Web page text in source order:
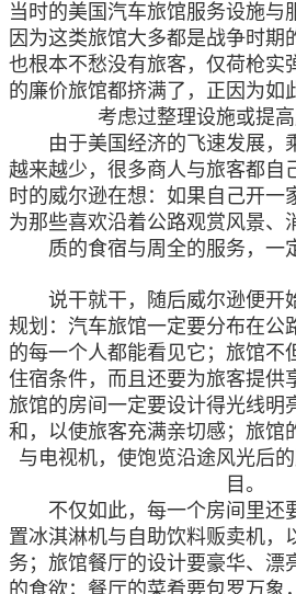
当时的美国汽车旅馆服务设施与
因为这类旅馆大多都是战争时期
也根本不愁没有旅客，仅荷枪实
的廉价旅馆都挤满了，正因为如
考虑过整理设施或提高
由于美国经济的飞速发展，
越来越少，很多商人与旅客都自
时的威尔逊在想：如果自己开一
为那些喜欢沿着公路观赏风景、
质的食宿与周全的服务，一
说干就干，随后威尔逊便开
规划：汽车旅馆一定要分布在公
的每一个人都能看见它；旅馆不
住宿条件，而且还要为旅客提供
旅馆的房间一定要设计得光线明
和，以使旅客充满亲切感；旅馆
与电视机，使饱览沿途风光后
目。
不仅如此，每一个房间里还
置冰淇淋机与自助饮料贩卖机，
务；旅馆餐厅的设计要豪华、漂
的食欲；餐厅的菜肴要包罗万象